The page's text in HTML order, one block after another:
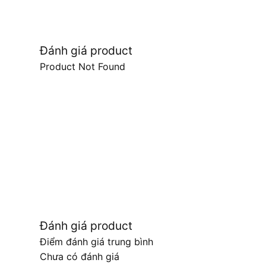
Đánh giá product
Product Not Found
Đánh giá product
Điểm đánh giá trung bình
Chưa có đánh giá